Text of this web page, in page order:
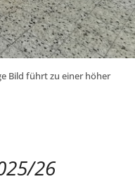
Bild führt zu einer höher
26